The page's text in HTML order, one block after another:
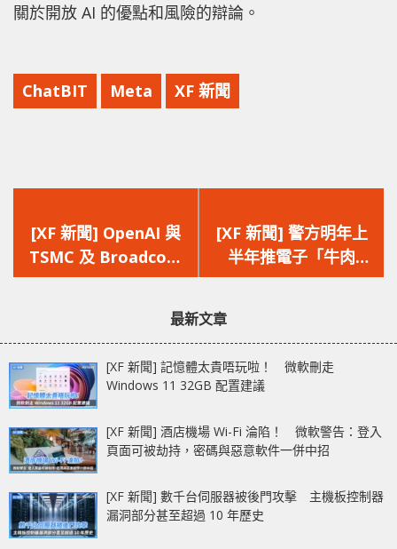
關於開放 AI 的優點和風險的辯論。
ChatBIT Meta XF 新聞
一
篇
文
[XF 新聞] OpenAI 與
TSMC 及 Broadcom
合作 開發首款「自
一
篇
文
[XF 新聞] 警方明年上
半年推電子「牛肉
乾」 一掃即抄 暫無
最新文章
[XF 新聞] 記憶體太貴唔玩啦！ 微軟刪走
Windows 11 32GB 配置建議
[XF 新聞] 酒店機場 Wi-Fi 淪陷！ 微軟警告：登入
頁面可被劫持，密碼與惡意軟件一併中招
[XF 新聞] 數千台伺服器被後門攻擊 主機板控制器
漏洞部分甚至超過 10 年歷史